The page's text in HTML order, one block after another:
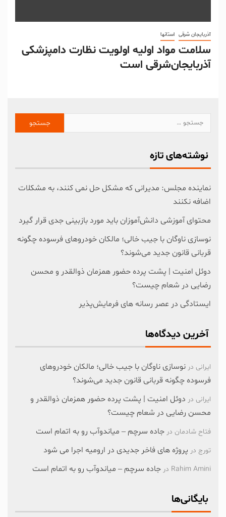
آذربایجان شرقی استانها
سلامت مواد اولیه اولویت نظارت دامپزشکی
آذربایجان‌شرقی است
نوشته‌های تازه
نماینده مجلس: مدیرانی که مشکل حل نمی کنند، به مشکلات
اضافه نکنند
محتوای آموزشی دانش‌آموزان باید مورد بازبینی جدی قرار گیرد
نوسازی ناوگان با جیب خالی؛ مالکان خودرو‌های فرسوده چگونه
قربانی قانون جدید می‌شوند؟
دوئل امنیت | پشت پرده حضور همزمان ذوالقدر و محسن
رضایی در شعام چیست؟
ایستادگی در عصر رسانه های فرمایش‌پذیر
آخرین دیدگاه‌ها
ایرانی در نوسازی ناوگان با جیب خالی؛ مالکان خودرو‌های
فرسوده چگونه قربانی قانون جدید می‌شوند؟
ایرانی در دوئل امنیت | پشت پرده حضور همزمان ذوالقدر و
محسن رضایی در شعام چیست؟
فتاح شادمان در جاده سرچم – میاندوآب رو به اتمام است
تورج در پروژه های فاخر جدیدی در ارومیه اجرا می شود
Rahim Amini در جاده سرچم – میاندوآب رو به اتمام است
بایگانی‌ها